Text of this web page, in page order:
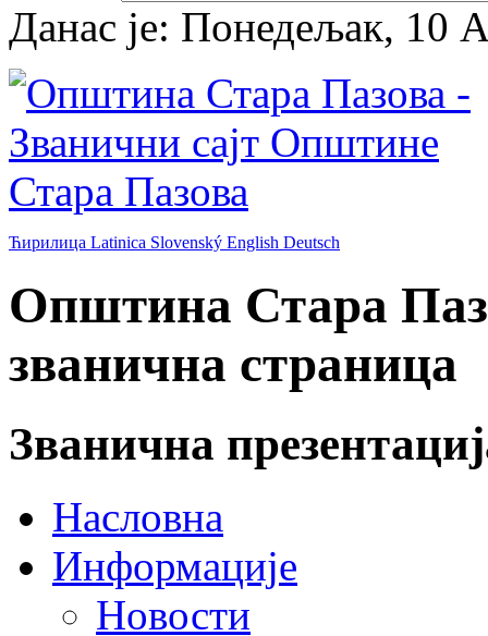
Данас је: Понедељак, 10
Ћирилица Latinica Slovenský English Deutsch
Општина Стара
званична страница
Званична
Насловна
Информације
Новости